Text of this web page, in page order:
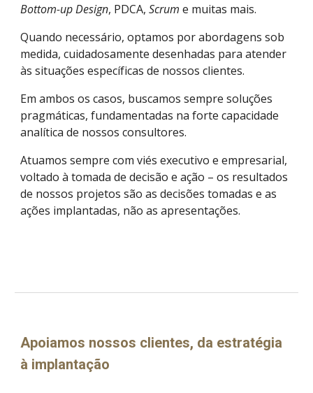
Bottom-up Design, PDCA, Scrum e muitas mais.
Quando necessário, optamos por abordagens sob
medida, cuidadosamente desenhadas para atender
às situações específicas de nossos clientes.
Em ambos os casos, buscamos sempre soluções
pragmáticas, fundamentadas na forte capacidade
analítica de nossos consultores.
Atuamos sempre com viés executivo e empresarial,
voltado à tomada de decisão e ação – os resultados
de nossos projetos são as decisões tomadas e as
ações implantadas, não as apresentações.
Apoiamos nossos clientes, da estratégia
à implantação